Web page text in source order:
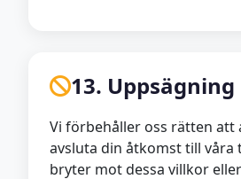
13. Uppsägning
Vi förbehåller oss rätten att
avsluta din åtkomst till våra
bryter mot dessa villkor